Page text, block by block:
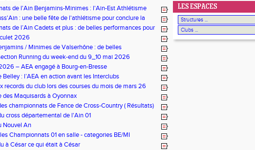
de l'Ain Benjamins-Minimes : l'Ain-Est Athlétisme
: une belle fête de l'athlétisme pour conclure la
de l’Ain Cadets et plus : de belles performances pour
en-Bresse
2026
/ Minimes de Valserhône : de belles
pour l’AEA
Running du week-end du 9_10 mai 2026
– AEA engagé à Bourg-en-Bresse
Belley : l’AEA en action avant les Interclubs
records du club lors des courses du mois de mars 26
des Maquisards à Oyonnax
championnats de Fance de Cross-Country ( Résultats)
cross départemental de l'Ain 01
Nouvel An
Championnats 01 en salle - categories BE/MI
à César ce qui était à César
LES ESPACES